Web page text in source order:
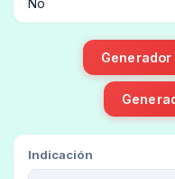
No
Indicación